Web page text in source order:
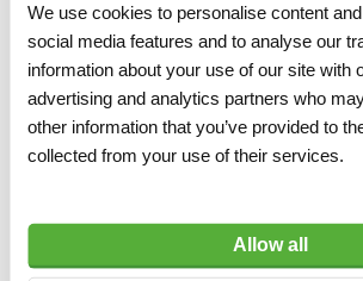
We use cookies to personalise content
social media features and to analyse our
information about your use of our site with
advertising and analytics partners who
other information that you’ve provided to
collected from your use of their services.
Allow all
Wegwerpoverall Tyvek wit
maat XL
Artnr v514 excl. btw
€ 11,79
maat L
Artnr v508
€ 11,79